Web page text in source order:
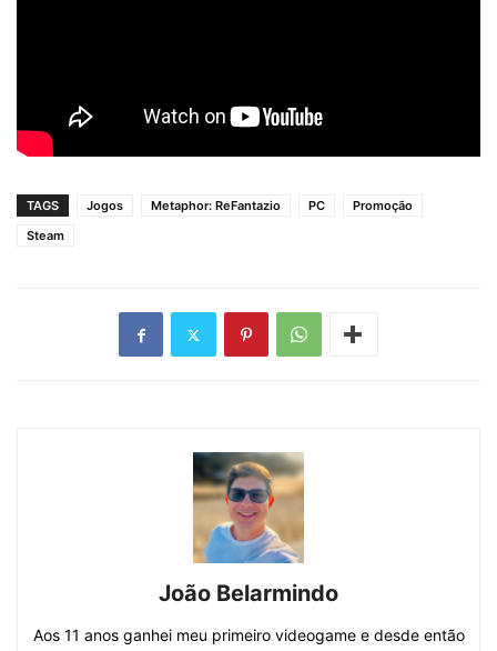
TAGS Jogos Metaphor: ReFantazio PC
Promoção
Steam
João Belarmindo
Aos 11 anos ganhei meu primeiro videogame e desde então